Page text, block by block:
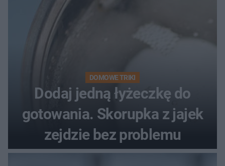
DOMOWE TRIKI
Dodaj jedną łyżeczkę do
gotowania. Skorupka z jajek
zejdzie bez problemu